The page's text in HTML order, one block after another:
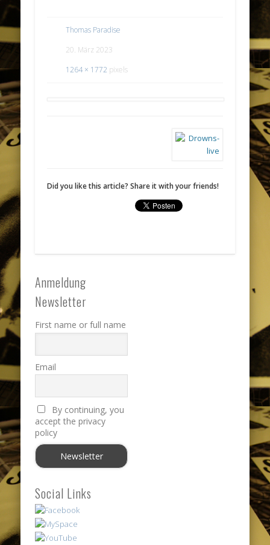
Thomas Paradise
20. März 2023
1264 × 1772 pixels
Did you like this article? Share it with your friends!
Anmeldung
Newsletter
First name or full name
Email
By continuing, you
accept the privacy
policy
Social Links